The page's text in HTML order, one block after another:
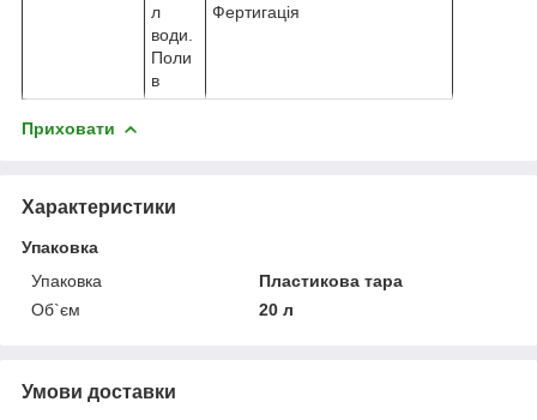
л
води.
Поли
в
Фертигація
Приховати
Характеристики
Упаковка
Упаковка
Пластикова тара
Об`єм
20 л
Умови доставки